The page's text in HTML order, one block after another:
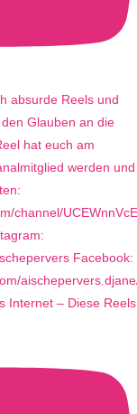
Internet – Diese Reels